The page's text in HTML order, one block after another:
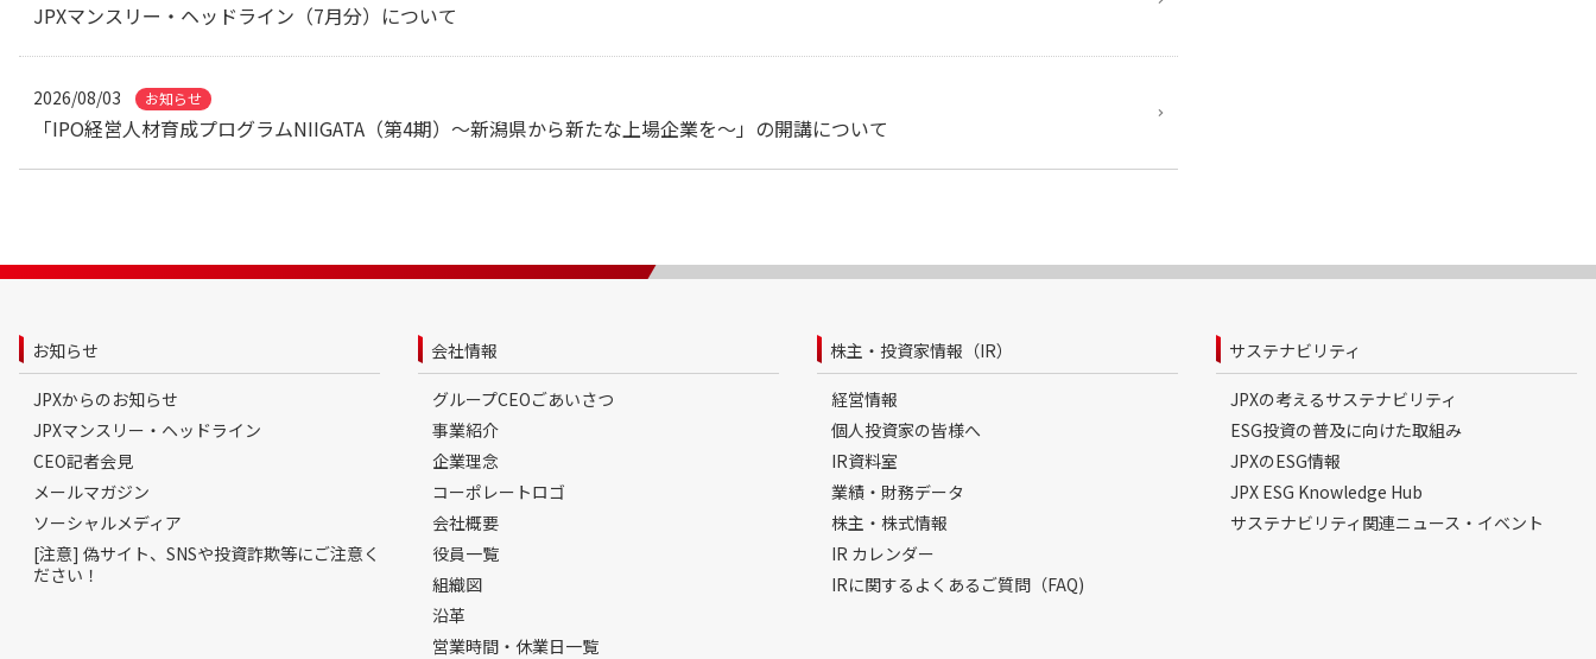
JPXマンスリー・ヘッドライン（7月分）について
2026/08/03 お知らせ
「IPO経営人材育成プログラムNIIGATA（第4期）～新潟県から新たな上場企業を～」の開講について
お知らせ
JPXからのお知らせ
JPXマンスリー・ヘッドライン
CEO記者会見
メールマガジン
ソーシャルメディア
[注意] 偽サイト、SNSや投資詐欺等にご注意く
ださい！
会社情報
グループCEOごあいさつ
事業紹介
企業理念
コーポレートロゴ
会社概要
役員一覧
組織図
沿革
営業時間・休業日一覧
株主・投資家情報（IR）
経営情報
個人投資家の皆様へ
IR資料室
業績・財務データ
株主・株式情報
IR カレンダー
IRに関するよくあるご質問（FAQ)
サステナビリティ
JPXの考えるサステナビリティ
ESG投資の普及に向けた取組み
JPXのESG情報
JPX ESG Knowledge Hub
サステナビリティ関連ニュース・イベント